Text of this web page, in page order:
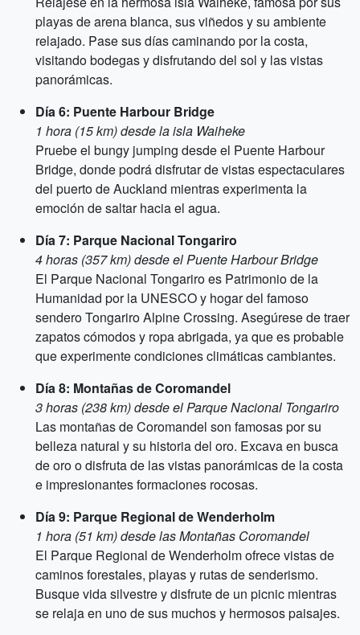
playas de arena blanca, sus viñedos y su ambiente
relajado. Pase sus días caminando por la costa,
visitando bodegas y disfrutando del sol y las vistas
panorámicas.
Día 6: Puente Harbour Bridge
1 hora (15 km) desde la isla Waiheke
Pruebe el bungy jumping desde el Puente Harbour
Bridge, donde podrá disfrutar de vistas espectaculares
del puerto de Auckland mientras experimenta la
emoción de saltar hacia el agua.
Día 7: Parque Nacional Tongariro
4 horas (357 km) desde el Puente Harbour Bridge
El Parque Nacional Tongariro es Patrimonio de la
Humanidad por la UNESCO y hogar del famoso
sendero Tongariro Alpine Crossing. Asegúrese de traer
zapatos cómodos y ropa abrigada, ya que es probable
que experimente condiciones climáticas cambiantes.
Día 8: Montañas de Coromandel
3 horas (238 km) desde el Parque Nacional Tongariro
Las montañas de Coromandel son famosas por su
belleza natural y su historia del oro. Excava en busca
de oro o disfruta de las vistas panorámicas de la costa
e impresionantes formaciones rocosas.
Día 9: Parque Regional de Wenderholm
1 hora (51 km) desde las Montañas Coromandel
El Parque Regional de Wenderholm ofrece vistas de
caminos forestales, playas y rutas de senderismo.
Busque vida silvestre y disfrute de un picnic mientras
se relaja en uno de sus muchos y hermosos paisajes.